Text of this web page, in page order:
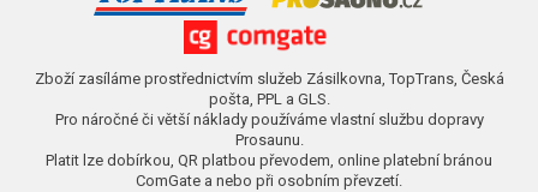
Zboží zasíláme prostřednictvím služeb Zásilkovna, TopTrans, Česká
pošta, PPL a GLS.
Pro náročné či větší náklady používáme vlastní službu dopravy
Prosaunu.
Platit lze dobírkou, QR platbou převodem, online platební bránou
ComGate a nebo při osobním převzetí.